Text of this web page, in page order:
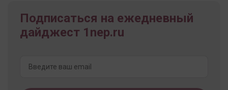
Подписаться на ежедневный
дайджест 1nep.ru